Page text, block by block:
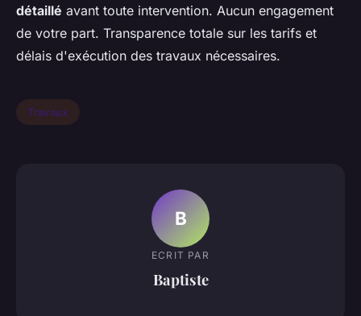
détaillé avant toute intervention. Aucun engagement
de votre part. Transparence totale sur les tarifs et
délais d'exécution des travaux nécessaires.
Travaux
B
ECRIT PAR
Baptiste